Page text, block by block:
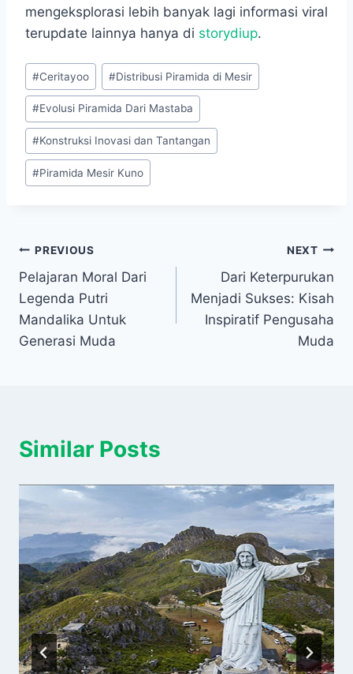
mengeksplorasi lebih banyak lagi informasi viral
terupdate lainnya hanya di storydiup.
Post
Tags:
#Ceritayoo #Distribusi Piramida di Mesir
#Evolusi Piramida Dari Mastaba
#Konstruksi Inovasi dan Tantangan
#Piramida Mesir Kuno
Navigasi
pos
PREVIOUS
Pelajaran Moral Dari
Legenda Putri
Mandalika Untuk
Generasi Muda
NEXT
Dari Keterpurukan
Menjadi Sukses: Kisah
Inspiratif Pengusaha
Muda
Similar Posts